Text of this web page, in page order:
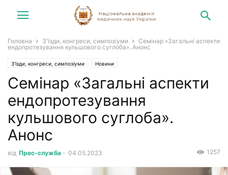
Головна З'їзди, конгреси, симпозіуми
Семінар «Загальні аспекти
ендопротезування кульшового суглоба». Анонс
З'їзди, конгреси, симпозіуми Новини
Семінар «Загальні аспекти
ендопротезування
кульшового суглоба».
Анонс
від Прес-служба - 04.05.2023 1257